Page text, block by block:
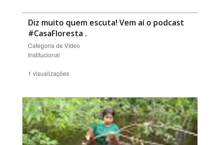
Diz muito quem escuta! Vem aí o podcast
#CasaFloresta .
Categoria de Vídeo
Institucional
1 visualizações